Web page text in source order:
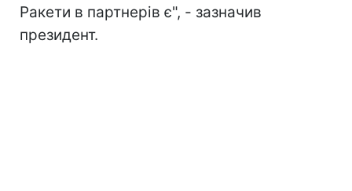
Ракети в партнерів є", - зазначив
президент.